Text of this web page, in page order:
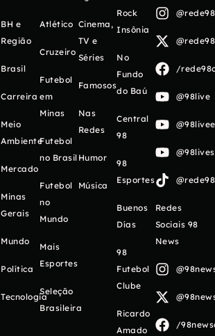
BH e
Região
Brasil
Carreira
Meio
Ambiente
Mercado
Minas
Gerais
Mundo
Política
Tecnologia
Atlético
Cruzeiro
Futebol
em
Minas
Futebol
no Brasil
Futebol
no
Mundo
Mais
Esportes
Seleção
Brasileira
Cinema,
TV e
Séries
Famosos
Nas
Redes
Humor
Música
Rock
Insônia
No
Fundo
do Baú
Central
98
98
Esportes
Buenos
Días
98
Futebol
Clube
Ricardo
Amado
/
@98live
Redes
Sociais 98
News
/